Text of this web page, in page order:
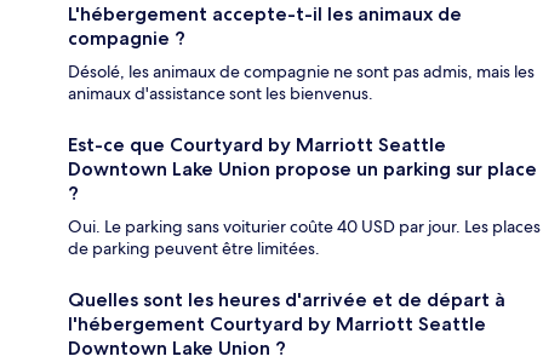
L'hébergement accepte-t-il les animaux de
compagnie ?
Désolé, les animaux de compagnie ne sont pas admis, mais les
animaux d'assistance sont les bienvenus.
Est-ce que Courtyard by Marriott Seattle
Downtown Lake Union propose un parking sur place
?
Oui. Le parking sans voiturier coûte 40 USD par jour. Les places
de parking peuvent être limitées.
Quelles sont les heures d'arrivée et de départ à
l'hébergement Courtyard by Marriott Seattle
Downtown Lake Union ?